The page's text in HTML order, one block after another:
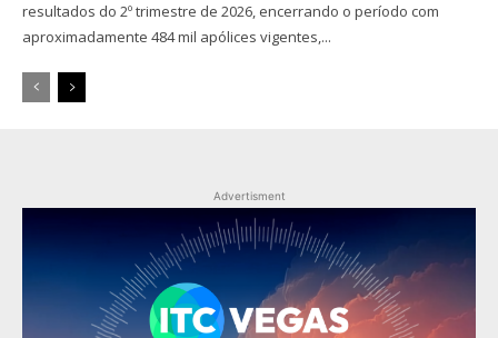
resultados do 2º trimestre de 2026, encerrando o período com
aproximadamente 484 mil apólices vigentes,...
Advertisment